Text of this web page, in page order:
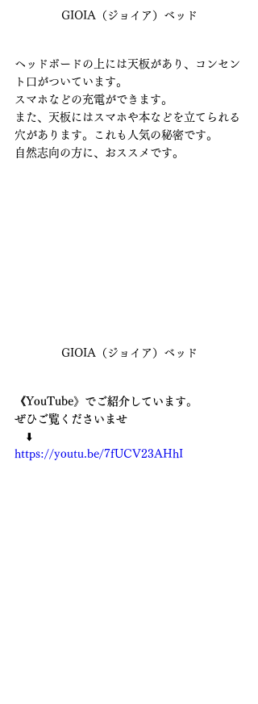
GIOIA（ジョイア）ベッド
ヘッドボードの上には天板があり、コンセン
ト口がついています。
スマホなどの充電ができます。
また、天板にはスマホや本などを立てられる
穴があります。これも人気の秘密です。
自然志向の方に、おススメです。
GIOIA（ジョイア）ベッド
《YouTube》でご紹介しています。
ぜひご覧くださいませ
⬇️
https://youtu.be/7fUCV23AHhI